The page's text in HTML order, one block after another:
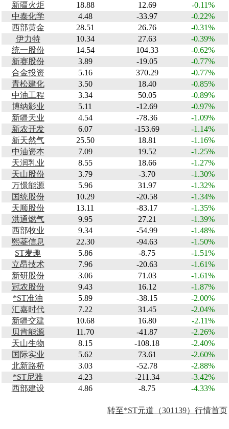
新疆火炬
18.88 12.69
-0.11%
中泰化学
4.48 -33.97
-0.22%
西部黄金
28.51 26.76
-0.31%
伊力特
10.34 27.63
-0.39%
统一股份
14.54 104.33
-0.62%
新赛股份
3.89 -19.05
-0.77%
合金投资
5.16 370.29
-0.77%
青松建化
3.50 18.40
-0.85%
中油工程
3.34 50.05
-0.89%
博纳影业
5.11 -12.69
-0.97%
新疆天业
4.54 -78.36
-1.09%
新农开发
6.07 -153.69
-1.14%
新天然气
25.50 18.81
-1.16%
中油资本
7.09 19.52
-1.25%
天润乳业
8.55 18.66
-1.27%
天山股份
3.79 -3.70
-1.30%
万憬能源
5.96 31.97
-1.32%
国统股份
10.29 -20.58
-1.34%
天顺股份
13.11 -83.17
-1.35%
洪通燃气
9.95 27.21
-1.39%
西部牧业
9.34 -54.99
-1.48%
熙菱信息
22.30 -94.63
-1.50%
ST麦趣
5.86 -8.75
-1.51%
立昂技术
7.96 -20.63
-1.61%
新研股份
3.06 71.03
-1.61%
冠农股份
9.43 16.12
-1.87%
*ST准油
5.89 -38.15
-2.00%
汇嘉时代
7.22 31.45
-2.04%
新疆交建
10.68 16.80
-2.11%
贝肯能源
11.70 -41.87
-2.26%
天山生物
8.15 -108.18
-2.40%
国际实业
5.62 73.61
-2.60%
北新路桥
3.03 -52.78
-2.88%
*ST尼雅
4.23 -211.34
-3.42%
西部建设
4.86 -8.75 -4.33%
转至*ST元道（301139）行情首页